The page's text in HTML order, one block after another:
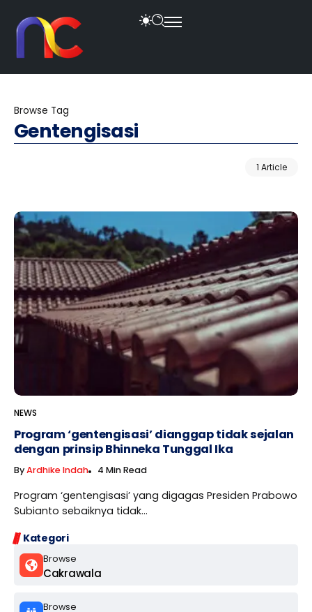
Browse Tag
Gentengisasi
1 Article
Kategori
Browse
Cakrawala
Browse
NEWS
Program ‘gentengisasi’ dianggap tidak sejalan
dengan prinsip Bhinneka Tunggal Ika
ByArdhike Indah 4 Min Read
Program ‘gentengisasi’ yang digagas Presiden Prabowo
Subianto sebaiknya tidak...